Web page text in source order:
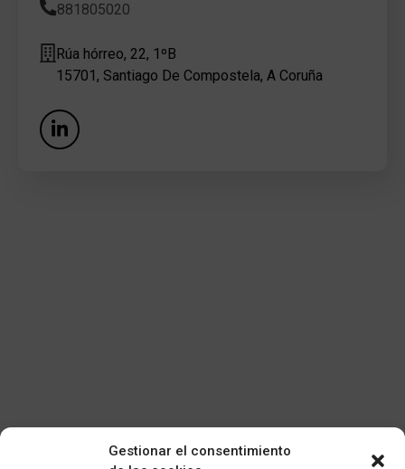
Gestionar el consentimiento
881805020
Rúa hórreo, 22, 1ºB
15701, Santiago De Compostela, A Coruña